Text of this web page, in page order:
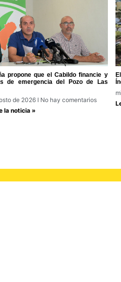
propone que el Cabildo financie y
de emergencia del Pozo de Las
de 2026
No hay comentarios
la noticia »